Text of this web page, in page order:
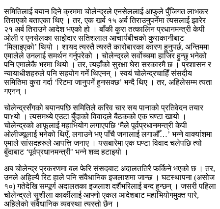
समितिलाई बयान दिने क्रममा चोलेन्द्रले एनसेललाई आफूले पुँजिगत लाभकर
तिराएको बताएका थिए । तर, एक खर्ब १५ अर्ब तिराउनुपर्नेमा त्यसलाई झारेर
२१ अर्ब तिराउने आदेश भएको हो । बाँकी कुरा तत्कालिन प्रधानमन्त्री केपी
ओली र एनसेलका साझेदार सतिशलाल आचार्यबीचको कुराकानीबाट
‘मिलाइएको’ थियो । शायद त्यस्तै त्यस्तै कारोबारका कारण हुनुपर्छ, अन्तिममा
एमालेले उनलाई समर्थन गर्नुपरेको । चोलेन्द्रले सर्वोच्चमा हाजिर हुन्छु भनेको
पनि एमालेकै भरमा थियो । तर, त्यहाँको सुरक्षा घेरा सरकारमै छ । प्रशासन र
न्यायाधीशहरुले पनि सहयोग गर्ने थिएनन् । स्वयं चोलेन्द्रचाहिँ संसदीय
समितिमा कुरा गर्दा ‘रिटमा जानुपर्ने हुनसक्छ’ भन्दै थिए । तर, अहिलेसम्म त्यता
गएनन् ।
चोलेन्द्रसँगको बयानपछि समितिले करिव चार सय पानाको प्रतिवेदन तयार
पा¥यो । त्यसमध्ये एउटा बुँदाको विवादले बैठकको एक घण्टा खायो ।
चोलेन्द्रको आफूलाई महाभियोग लगाएपछि ‘मैले पूर्वप्रधानमन्त्री केपी
ओलीज्यूलाई भनेको थिएँ, लगाउने भए पाँचै जनालाई लगाऔँ…’ भन्ने वाक्यांशमा
एमाले सांसदहरुले आपत्ति जनाए । यसबारेमा एक घण्टा विवाद चलेपछि त्यो
बुँदाबाट ‘पूर्वप्रधानमन्त्री’ भन्ने शव्द हटाइयो ।
अब चोलेन्द्र प्रकरणमा बल फेरि संसदबाट अदालततिरै फर्किने भएको छ । तर,
उनले अहिल्यै रिट हाले पनि संवैधानिक इजलाशमा जान्छ । घटस्थापना (असोज
१०) गतेदेखि सम्पूर्ण अदालतका इजलाश दशैंभरिलाई बन्द हुन्छन् । जसरी पहिला
चोलेन्द्रले सुशीला कार्कीलाई आफ्नो एकल आदेशबाट महाभियोगमुक्त पारे,
अहिलेको संवैधानिक व्यवस्था त्यस्तो छैन ।